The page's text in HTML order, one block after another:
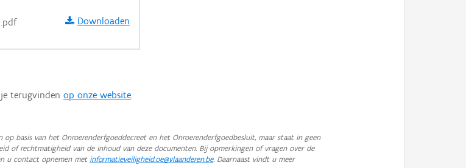
Downloaden
je terugvindenop onze website.
basis van het Onroerenderfgoeddecreet en het Onroerenderfgoedbesluit, maar staat in geen
of rechtmatigheid van de inhoud van deze documenten. Bij opmerkingen of vragen over de
u contact opnemen met informatieveiligheid.oe@vlaanderen.be. Daarnaast vindt u meer